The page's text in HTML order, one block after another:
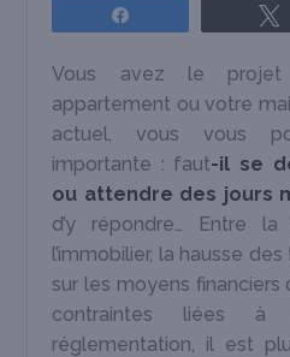
Vous avez le
appartement ou votre
actuel, vous vous
importante : faut-il se
ou attendre des jours
d’y répondre… Entre
l’immobilier, la hausse
sur les moyens financiers
contraintes liées à
réglementation, il est